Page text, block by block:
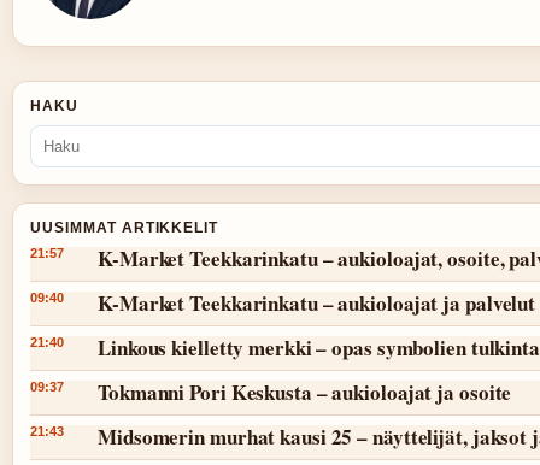
HAKU
UUSIMMAT ARTIKKELIT
21:57 K-Market Teekkarinkatu – aukioloajat, osoite,
09:40 K-Market Teekkarinkatu – aukioloajat ja palvelut
21:40 Linkous kielletty merkki – opas symbolien
09:37 Tokmanni Pori Keskusta – aukioloajat ja osoite
21:43 Midsomerin murhat kausi 25 – näyttelijät, jaksot